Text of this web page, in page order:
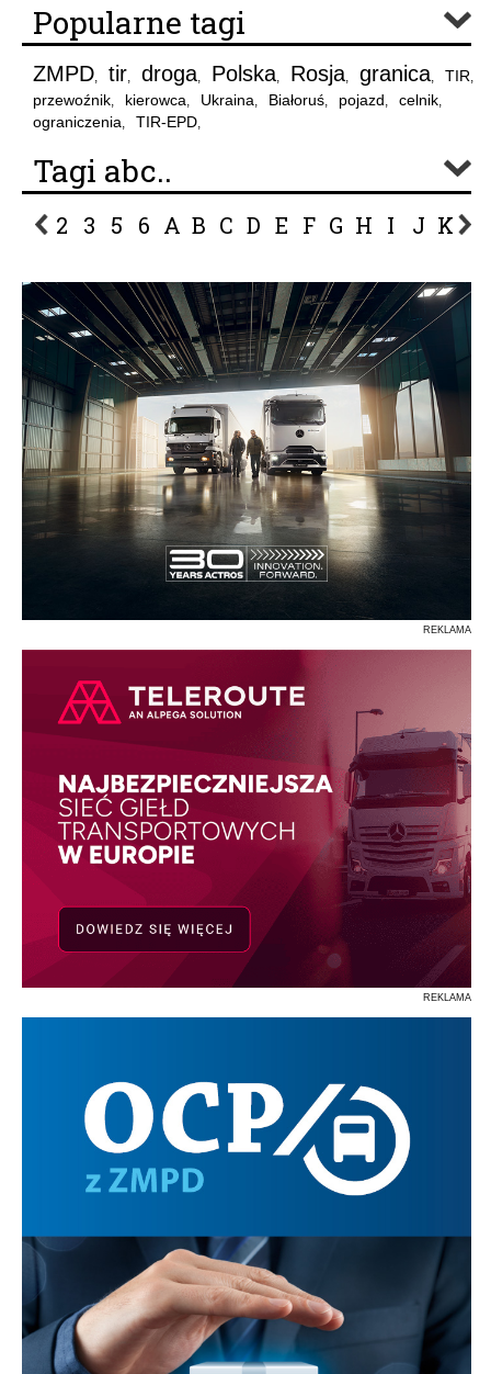
Popularne tagi
ZMPD tir droga Polska Rosja granica TIR
przewoźnik kierowca Ukraina Białoruś pojazd celnik
ograniczenia TIR-EPD
Tagi abc..
2 3 5 6 A B C D E F G H I J K L
REKLAMA
REKLAMA